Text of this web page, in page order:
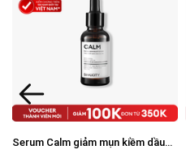
Serum Calm giảm mụn kiềm dầu